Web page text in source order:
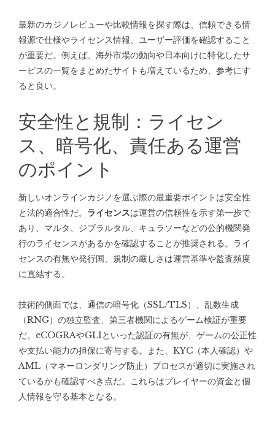
最新のカジノレビューや比較情報を探す際は、信頼できる情
報源で仕様やライセンス情報、ユーザー評価を確認すること
が重要だ。例えば、海外市場の動向や日本向けに特化したサ
ービスの一覧をまとめたサイトも増えているため、参考にす
ると良い。
安全性と規制：ライセン
ス、暗号化、責任ある運営
のポイント
新しいオンラインカジノを選ぶ際の最重要ポイントは安全性
と法的適合性だ。 ライセンスは運営の信頼性を示す第一歩で
あり、マルタ、ジブラルタル、キュラソーなどの公的機関発
行のライセンスがあるかを確認することが推奨される。ライ
センスの有無や発行国、規制の厳しさは運営基準や監査頻度
に直結する。
技術的側面では、通信の暗号化（SSL/TLS）、乱数生成
（RNG）の独立監査、第三者機関によるゲーム検証が重要
だ。eCOGRAやGLIといった認証の有無が、ゲームの公正性
や支払い能力の担保に寄与する。また、KYC（本人確認）や
AML（マネーロンダリング防止）プロセスが適切に実施され
ているかも確認すべき点だ。これらはプレイヤーの資金と個
人情報を守る基本となる。